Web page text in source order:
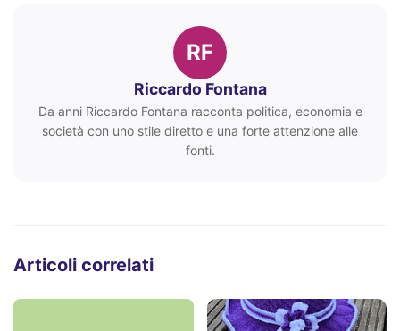
RF
Riccardo Fontana
Da anni Riccardo Fontana racconta politica, economia e
società con uno stile diretto e una forte attenzione alle
fonti.
Articoli correlati